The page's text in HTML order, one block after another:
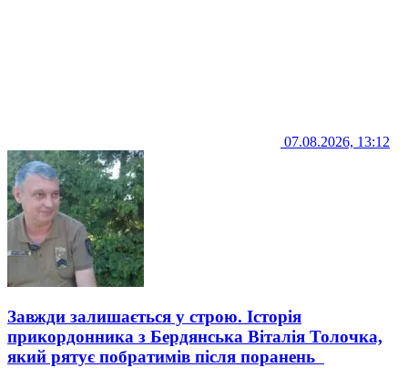
07.08.2026, 13:12
Завжди залишається у строю. Історія
прикордонника з Бердянська Віталія Толочка,
який рятує побратимів після поранень